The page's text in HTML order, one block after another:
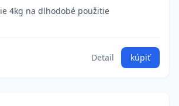
4kg na dlhodobé použitie
Detail kúpiť